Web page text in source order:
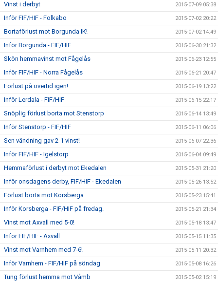
Vinst i derbyt 2015-07-09 05:38
Inför FIF/HIF - Folkabo 2015-07-02 20:22
Bortaförlust mot Borgunda IK! 2015-07-02 14:49
Inför Borgunda - FIF/HIF 2015-06-30 21:32
Skön hemmavinst mot Fågelås 2015-06-23 12:55
Inför FIF/HIF - Norra Fågelås 2015-06-21 20:47
Förlust på övertid igen! 2015-06-19 13:22
Inför Lerdala - FIF/HIF 2015-06-15 22:17
Snöplig förlust borta mot Stenstorp 2015-06-14 13:49
Inför Stenstorp - FIF/HIF 2015-06-11 06:06
Sen vändning gav 2-1 vinst! 2015-06-07 22:36
Inför FIF/HIF - Igelstorp 2015-06-04 09:49
Hemmaförlust i derbyt mot Ekedalen 2015-05-31 21:20
Inför onsdagens derby, FIF/HIF - Ekedalen 2015-05-26 13:52
Förlust borta mot Korsberga 2015-05-23 15:41
Inför Korsberga - FIF/HIF på fredag. 2015-05-21 21:34
Vinst mot Axvall med 5-0! 2015-05-18 13:47
Inför FIF/HIF - Axvall 2015-05-15 11:35
Vinst mot Varnhem med 7-6! 2015-05-11 20:32
Inför Varnhem - FIF/HIF på söndag 2015-05-08 16:26
Tung förlust hemma mot Våmb 2015-05-02 15:19